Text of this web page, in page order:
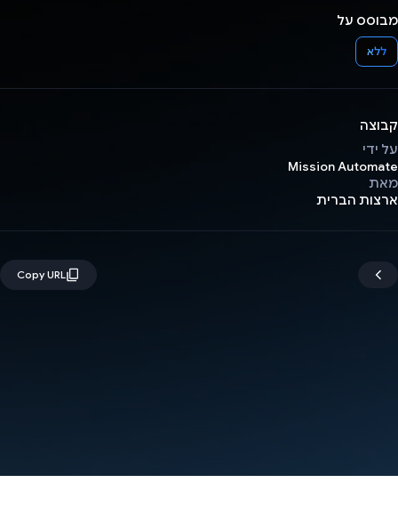
מבוסס על
ללא
קבוצה
על ידי
Mission Automate
מאת
ארצות הברית